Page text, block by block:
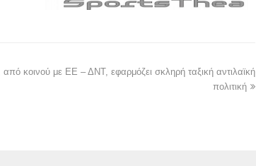
κοινού με ΕΕ – ΔΝΤ, εφαρμόζει σκληρή ταξική αντιλαϊκή
πολιτική